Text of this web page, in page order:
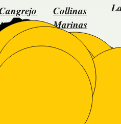
Collinas
Marinas
Bella Vista
Arroyo seco